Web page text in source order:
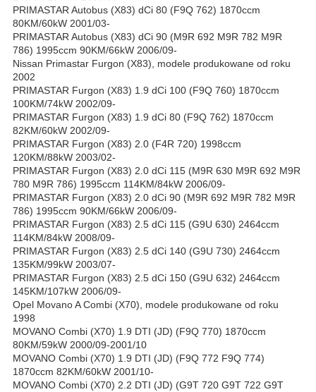
PRIMASTAR Autobus (X83) dCi 80 (F9Q 762) 1870ccm
80KM/60kW 2001/03-
PRIMASTAR Autobus (X83) dCi 90 (M9R 692 M9R 782 M9R
786) 1995ccm 90KM/66kW 2006/09-
Nissan Primastar Furgon (X83), modele produkowane od roku
2002
PRIMASTAR Furgon (X83) 1.9 dCi 100 (F9Q 760) 1870ccm
100KM/74kW 2002/09-
PRIMASTAR Furgon (X83) 1.9 dCi 80 (F9Q 762) 1870ccm
82KM/60kW 2002/09-
PRIMASTAR Furgon (X83) 2.0 (F4R 720) 1998ccm
120KM/88kW 2003/02-
PRIMASTAR Furgon (X83) 2.0 dCi 115 (M9R 630 M9R 692 M9R
780 M9R 786) 1995ccm 114KM/84kW 2006/09-
PRIMASTAR Furgon (X83) 2.0 dCi 90 (M9R 692 M9R 782 M9R
786) 1995ccm 90KM/66kW 2006/09-
PRIMASTAR Furgon (X83) 2.5 dCi 115 (G9U 630) 2464ccm
114KM/84kW 2008/09-
PRIMASTAR Furgon (X83) 2.5 dCi 140 (G9U 730) 2464ccm
135KM/99kW 2003/07-
PRIMASTAR Furgon (X83) 2.5 dCi 150 (G9U 632) 2464ccm
145KM/107kW 2006/09-
Opel Movano A Combi (X70), modele produkowane od roku
1998
MOVANO Combi (X70) 1.9 DTI (JD) (F9Q 770) 1870ccm
80KM/59kW 2000/09-2001/10
MOVANO Combi (X70) 1.9 DTI (JD) (F9Q 772 F9Q 774)
1870ccm 82KM/60kW 2001/10-
MOVANO Combi (X70) 2.2 DTI (JD) (G9T 720 G9T 722 G9T